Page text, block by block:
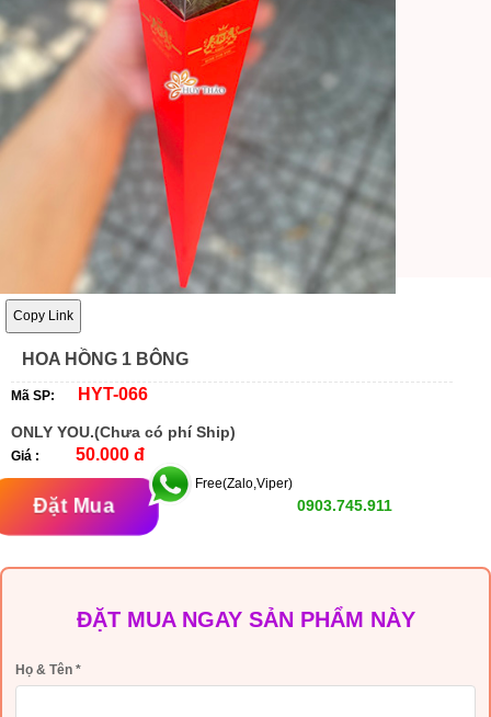
Copy Link
HOA HỒNG 1 BÔNG
Mã SP: HYT-066
ONLY YOU.(Chưa có phí Ship)
Giá : 50.000 đ
Đặt Mua
Free(Zalo,Viper)
0903.745.911
ĐẶT MUA NGAY SẢN PHẨM NÀY
Họ & Tên *